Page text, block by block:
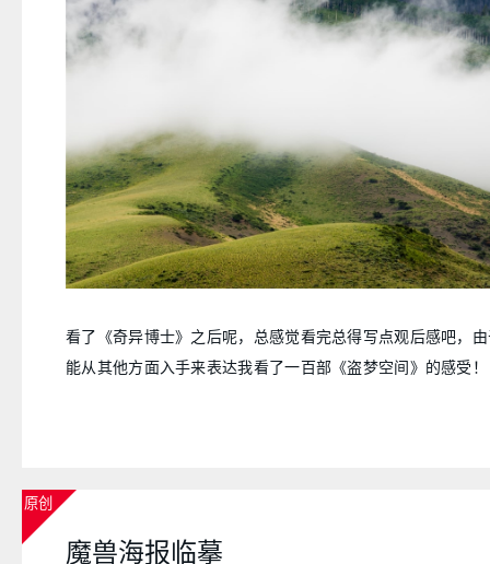
看了《奇异博士》之后呢，总感觉看完总得写点观后感吧，
能从其他方面入手来表达我看了一百部《盗梦空间》的感受！
原创
魔兽海报临摹